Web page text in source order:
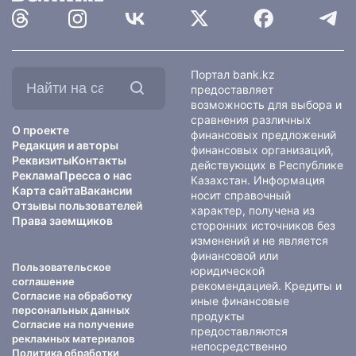
О проекте
Редакция и авторы
РеквизитыКонтакты
РекламаПресса о нас
Карта сайтаВакансии
Отзывы пользователей
Права заемщиков
Пользовательское
соглашение
Согласие на обработку
персональных данных
Согласие на получение
рекламных материалов
Политика обработки
Портал bank.kz
предоставляет
возможность для выбора и
сравнения различных
финансовых предложений
финансовых организаций,
действующих в Республике
Казахстан. Информация
носит справочный
характер, получена из
сторонних источников без
изменений и не является
финансовой или
юридической
рекомендацией. Кредиты и
иные финансовые
продукты
предоставляются
непосредственно